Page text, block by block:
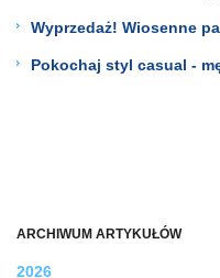
ARCHIWUM ARTYKUŁÓW
2026
Wyprzedaż! Wiosenne
Pokochaj styl casual -